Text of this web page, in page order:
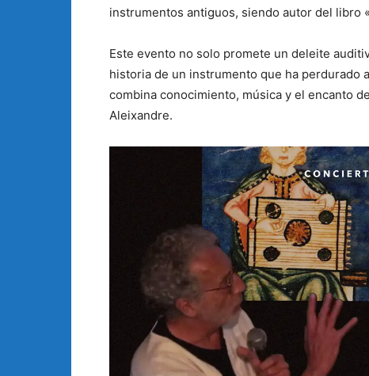
instrumentos antiguos, siendo autor del libro
Este evento no solo promete un deleite
historia de un instrumento que ha perdurado
combina conocimiento, música y el encanto
Aleixandre.